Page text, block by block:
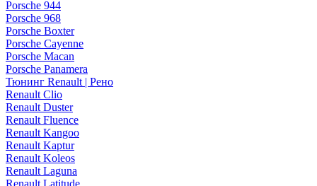
Porsche 944
Porsche 968
Porsche Boxter
Porsche Cayenne
Porsche Macan
Porsche Panamera
Тюнинг Renault | Рено
Renault Clio
Renault Duster
Renault Fluence
Renault Kangoo
Renault Kaptur
Renault Koleos
Renault Laguna
Renault Latitude